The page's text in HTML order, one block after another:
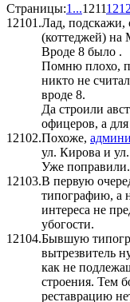
Страницы:1 ...12111212
12101.Лад, подскажи,
(коттеджей) на
Вроде 8 было .
Помню плохо,
никто не
вроде 8.
Да строили
офицеров, а
12102.Похоже,
ул. Кирова и
Уже поправили.
12103.В первую
типографию, а
интереса не
убогости.
12104.Бывшую
вытрезвитель
как не
строения. Тем
реставрацию